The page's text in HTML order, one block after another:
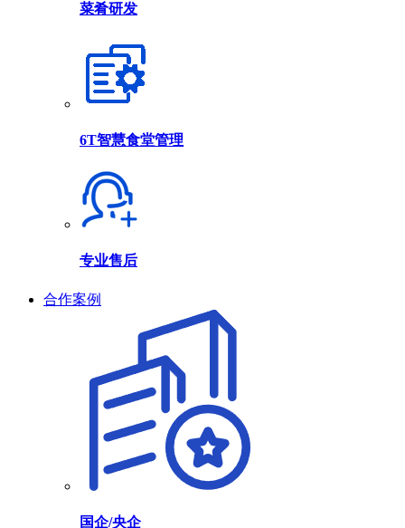
菜肴研发
6T智慧食堂管理
专业售后
合作案例
国企/央企